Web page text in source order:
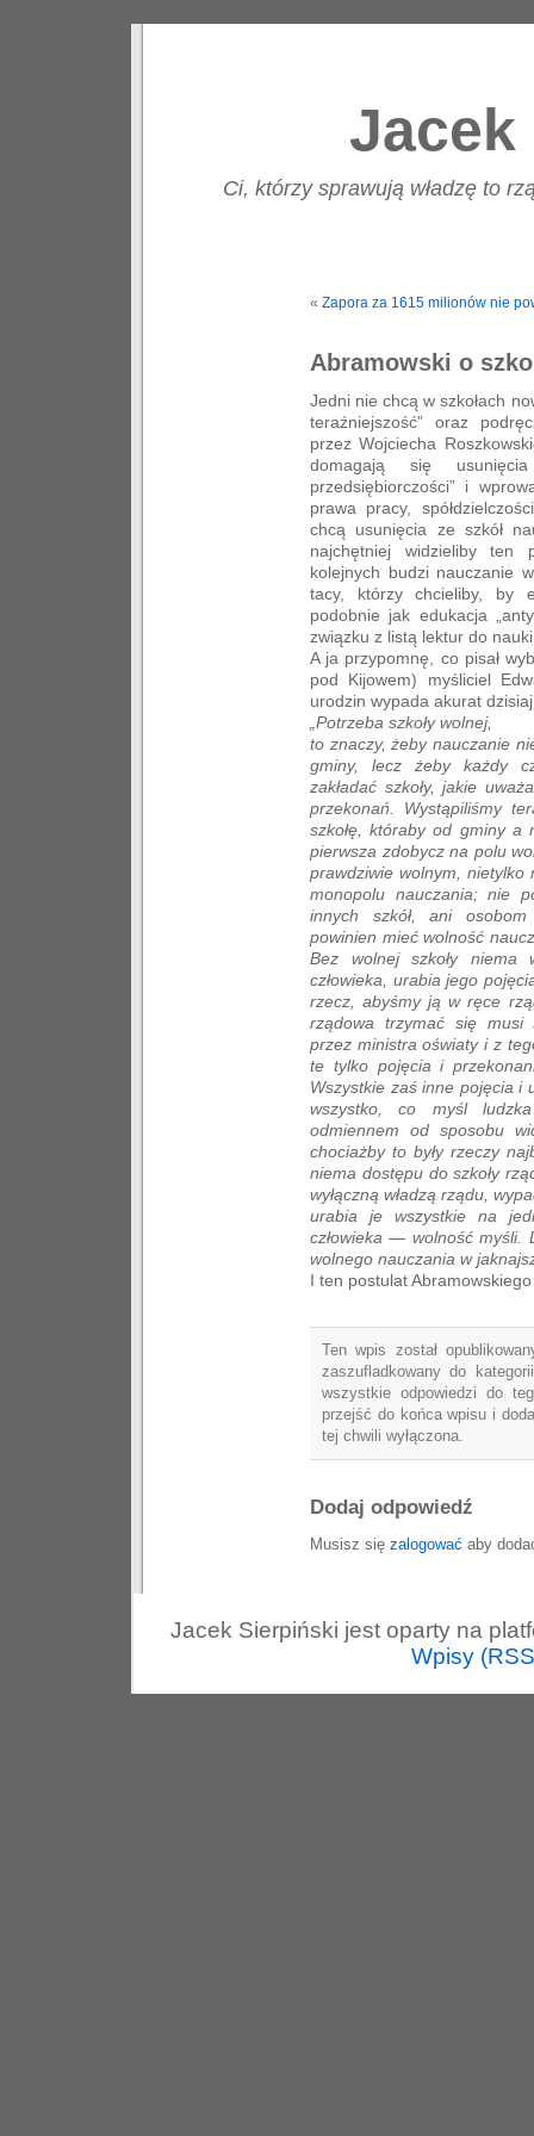
Ci, którzy sprawują władzę to
« Zapora za 1615 milionów nie
Abramowski o
Jedni nie chcą w szkołach
teraźniejszość” oraz
przez Wojciecha
domagają się
przedsiębiorczości” i
prawa pracy,
chcą usunięcia ze szkół
najchętniej widzieliby ten
kolejnych budzi nauczanie
tacy, którzy chcieliby, by
podobnie jak edukacja
związku z listą lektur do
A ja przypomnę, co pisał
pod Kijowem) myśliciel
urodzin wypada akurat
„Potrzeba szkoły wolnej,
to znaczy, żeby nauczanie
gminy, lecz żeby każdy
zakładać szkoły, jakie
przekonań. Wystąpiliśmy
szkołę, któraby od gminy a
pierwsza zdobycz na polu
prawdziwie wolnym,
monopolu nauczania; nie
innych szkół, ani
powinien mieć wolność
Bez wolnej szkoły niema
człowieka, urabia jego
rzecz, abyśmy ją w ręce
rządowa trzymać się musi
przez ministra oświaty i z
te tylko pojęcia i
Wszystkie zaś inne pojęcia i
wszystko, co myśl
odmiennem od sposobu
chociażby to były rzeczy
niema dostępu do szkoły
wyłączną władzą rządu,
urabia je wszystkie na
człowieka — wolność myśli.
wolnego nauczania w
I ten postulat
Ten wpis został
zaszufladkowany do
wszystkie odpowiedzi do
przejść do końca wpisu i
tej chwili wyłączona.
Dodaj odpowiedź
Musisz się zalogować aby
Jacek Sierpiński jest oparty na
Wpisy